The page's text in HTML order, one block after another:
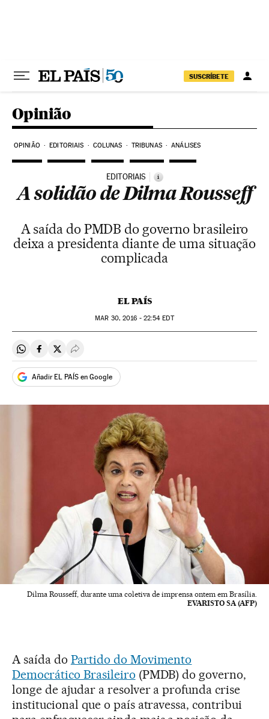
SUSCRÍBETE
Opinião
OPINIÃO EDITORIAIS COLUNAS TRIBUNAS ANÁLISES
EDITORIAIS i
A solidão de Dilma Rousseff
A saída do PMDB do governo brasileiro
deixa a presidenta diante de uma situação
complicada
EL PAÍS
MAR 30, 2016 - 22:54 EDT
Compartir en Whatsapp
Compartir en Facebook
Compartir en Twitter
Desplegar Redes Sociales
Añadir EL PAÍS en Google
Dilma Rousseff, durante uma coletiva de imprensa ontem em Brasília.
EVARISTO SA (AFP)
A saída do Partido do Movimento
Democrático Brasileiro (PMDB) do governo,
longe de ajudar a resolver a profunda crise
institucional que o país atravessa, contribui